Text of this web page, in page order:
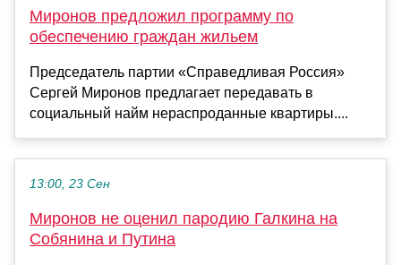
Миронов предложил программу по
обеспечению граждан жильем
Председатель партии «Справедливая Россия»
Сергей Миронов предлагает передавать в
социальный найм нераспроданные квартиры....
13:00, 23 Сен
Миронов не оценил пародию Галкина на
Собянина и Путина